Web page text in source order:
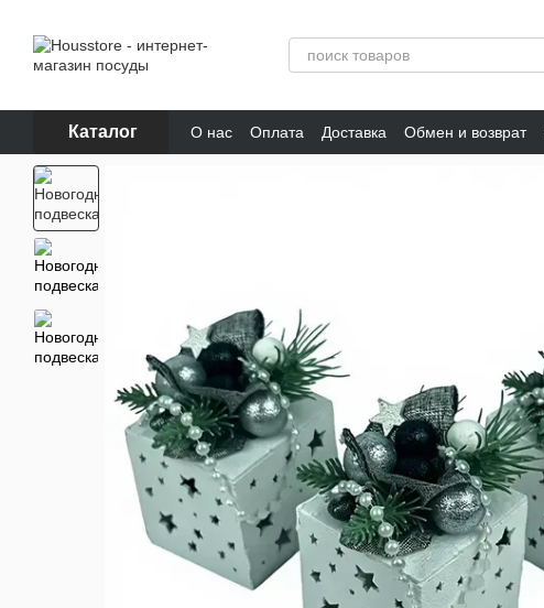
Каталог О нас Оплата Доставка Обмен и возврат
Отзывы о магазине